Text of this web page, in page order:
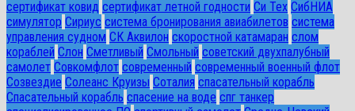
сертификат ковид сертификат летной годности Си Тех СибНИА
симулятор Сириус система бронирования авиабилетов система
управления судном СК Аквилон скоростной катамаран слом
кораблей Слон Сметливый Смольный советский двухпалубный
самолет Совкомфлот современный современный военный флот
Созвездие Солеанс Круизы Соталия спасательный корабль
Спасательный корабль спасение на воде спг танкер